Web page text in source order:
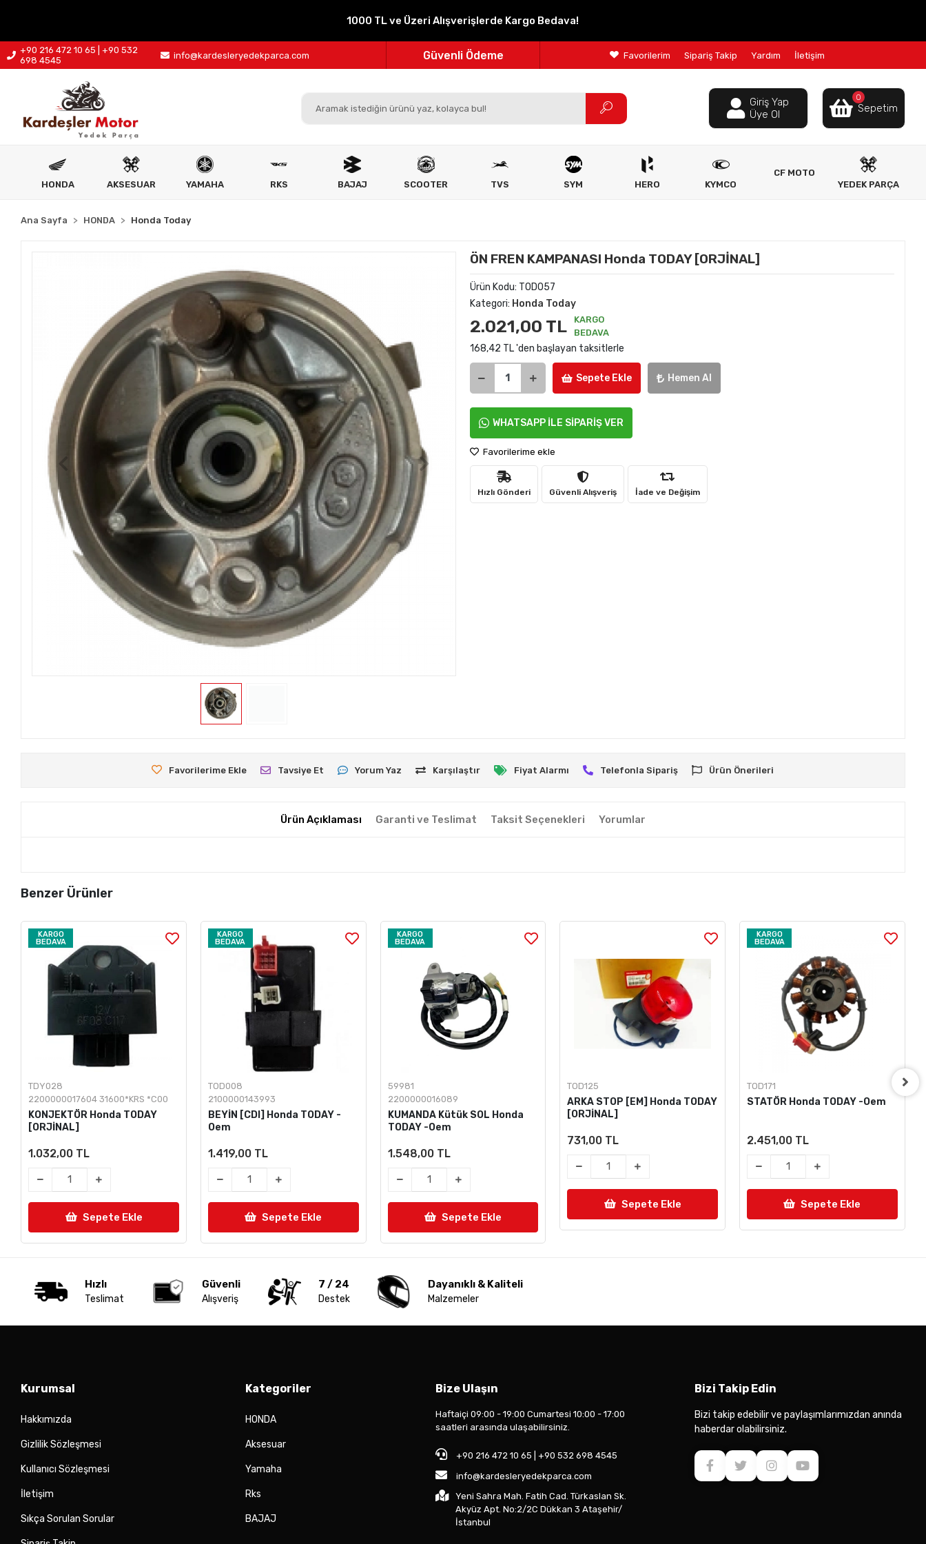
1000 TL ve Üzeri Alışverişlerde Kargo Bedava!
+90 216 472 10 65 | +90 532
698 4545
info@kardesleryedekparca.com
Parçanızın Online Adresi
100% Orijinal Ürün
Güvenli Ödeme
Ücretsiz İade
Favorilerim Sipariş Takip Yardım İletişim
Giriş Yap
Üye Ol
0
Sepetim
HONDA AKSESUAR YAMAHA RKS BAJAJ SCOOTER TVS SYM HERO KYMCO
CF MOTO
YEDEK PARÇA
Ana Sayfa HONDA Honda Today
ÖN FREN KAMPANASI Honda TODAY [ORJİNAL]
Ürün Kodu: TOD057
Kategori: Honda Today
2.021,00 TL
KARGO
BEDAVA
168,42 TL 'den başlayan taksitlerle
Sepete Ekle Hemen Al
WHATSAPP İLE SİPARİŞ VER
Favorilerime ekle
Hızlı Gönderi Güvenli Alışveriş İade ve Değişim
Favorilerime Ekle Tavsiye Et Yorum Yaz Karşılaştır Fiyat Alarmı Telefonla Sipariş Ürün Önerileri
Ürün Açıklaması Garanti ve Teslimat Taksit Seçenekleri Yorumlar
Benzer Ürünler
KARGO
BEDAVA
TDY028
2200000017604 31600*KRS *C00
KONJEKTÖR Honda TODAY
[ORJİNAL]
1.032,00 TL
Sepete Ekle
KARGO
BEDAVA
TOD008
2100000143993
BEYİN [CDI] Honda TODAY -
Oem
1.419,00 TL
Sepete Ekle
KARGO
BEDAVA
59981
2200000016089
KUMANDA Kütük SOL Honda
TODAY -Oem
1.548,00 TL
Sepete Ekle
TOD125
ARKA STOP [EM] Honda TODAY
[ORJİNAL]
731,00 TL
Sepete Ekle
KARGO
BEDAVA
TOD171
STATÖR Honda TODAY -Oem
2.451,00 TL
Sepete Ekle
Hızlı
Teslimat
Güvenli
Alışveriş
7 / 24
Destek
Dayanıklı & Kaliteli
Malzemeler
Kurumsal
Hakkımızda
Gizlilik Sözleşmesi
Kullanıcı Sözleşmesi
İletişim
Sıkça Sorulan Sorular
Kategoriler
HONDA
Aksesuar
Yamaha
Rks
BAJAJ
Bize Ulaşın
Haftaiçi 09:00 - 19:00 Cumartesi 10:00 - 17:00
saatleri arasında ulaşabilirsiniz.
+90 216 472 10 65 | +90 532 698 4545
info@kardesleryedekparca.com
Yeni Sahra Mah. Fatih Cad. Türkaslan Sk.
Akyüz Apt. No:2/2C Dükkan 3 Ataşehir/
İstanbul
Bizi Takip Edin
Bizi takip edebilir ve paylaşımlarımızdan anında
haberdar olabilirsiniz.